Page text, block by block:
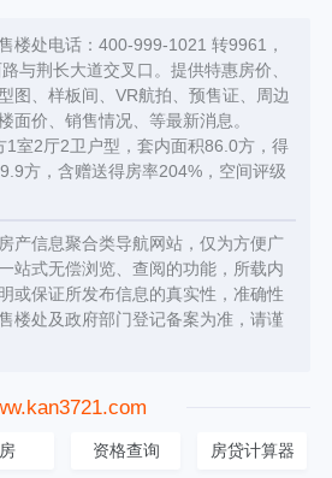
楼处电话：400-999-1021 转9961，
与荆长大道交叉口。提供特惠房价、
图、样板间、VR航拍、预售证、周边
面价、销售情况、等最新消息。
室2厅2卫户型，套内面积86.0方，得
方，含赠送得房率204%，空间评级
产信息聚合类导航网站，仅为方便广
站式无偿浏览、查阅的功能，所载内
或保证所发布信息的真实性，准确性
楼处及政府部门登记备案为准，请谨
资格查询 房贷计算器